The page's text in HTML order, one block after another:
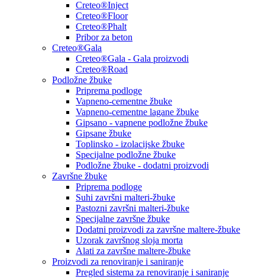
Creteo®Inject
Creteo®Floor
Creteo®Phalt
Pribor za beton
Creteo®Gala
Creteo®Gala - Gala proizvodi
Creteo®Road
Podložne žbuke
Priprema podloge
Vapneno-cementne žbuke
Vapneno-cementne lagane žbuke
Gipsano - vapnene podložne žbuke
Gipsane žbuke
Toplinsko - izolacijske žbuke
Specijalne podložne žbuke
Podložne žbuke - dodatni proizvodi
Završne žbuke
Priprema podloge
Suhi završni malteri-žbuke
Pastozni završni malteri-žbuke
Specijalne završne žbuke
Dodatni proizvodi za završne maltere-žbuke
Uzorak završnog sloja morta
Alati za završne maltere-žbuke
Proizvodi za renoviranje i saniranje
Pregled sistema za renoviranje i saniranje